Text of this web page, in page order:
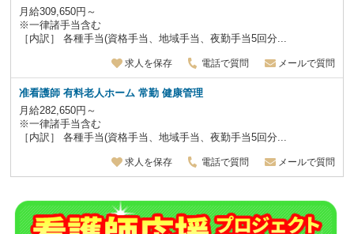
月給309,650円～
※一律諸手当含む
［内訳］ 各種手当(資格手当、地域手当、夜勤手当5回分...
求人を保存 電話で質問 メールで質問
准看護師 有料老人ホーム 常勤 健康管理
月給282,650円～
※一律諸手当含む
［内訳］ 各種手当(資格手当、地域手当、夜勤手当5回分...
求人を保存 電話で質問 メールで質問